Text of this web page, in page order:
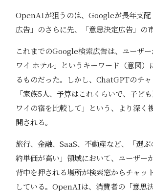
OpenAIが狙うのは、Googleが長年支配
広告」のさらに先、「意思決定広告」の市
これまでのGoogle検索広告は、ユーザ
ワイ ホテル」というキーワード（意図）
るものだった。しかし、ChatGPTのチ
「家族5人、予算はこれくらいで、子ど
ワイの宿を比較して」という、より深く
開される。
旅行、金融、SaaS、不動産など、「選
約単価が高い」領域において、ユーザー
背中を押される場所が検索窓からチャッ
している。OpenAIは、消費者の「意思